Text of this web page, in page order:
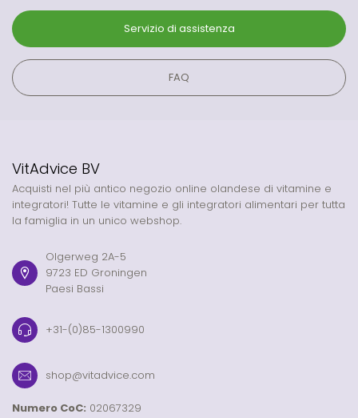
Servizio di assistenza
FAQ
VitAdvice BV
Acquisti nel più antico negozio online olandese di vitamine e
integratori! Tutte le vitamine e gli integratori alimentari per tutta
la famiglia in un unico webshop.
Olgerweg 2A-5
9723 ED Groningen
Paesi Bassi
+31-(0)85-1300990
shop@vitadvice.com
Numero CoC: 02067329